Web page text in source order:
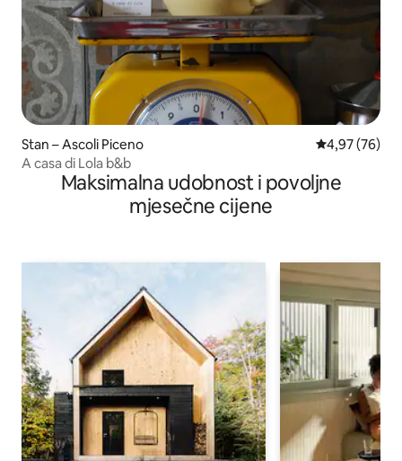
Stan – Ascoli Piceno Prosječna
4,97 (76)
A casa di Lola b&b
Maksimalna udobnost i povoljne
mjesečne cijene